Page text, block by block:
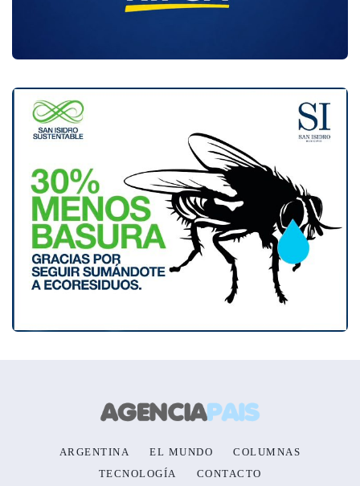
ARGENTINA EL MUNDO
COLUMNAS
TECNOLOGÍA
CONTACTO